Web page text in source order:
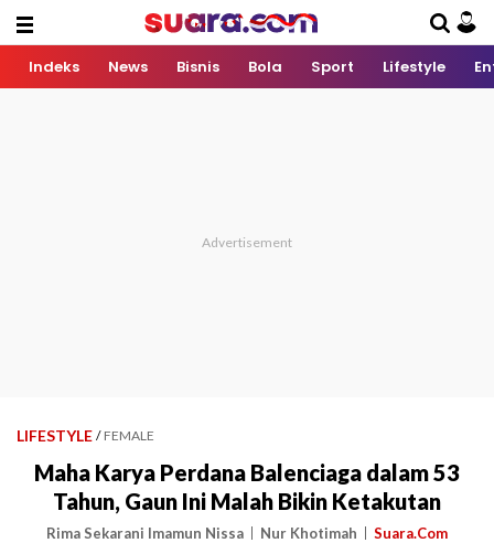
Indeks News Bisnis Bola Sport Lifestyle
LIFESTYLE / FEMALE
Maha Karya Perdana Balenciaga dalam 53
Tahun, Gaun Ini Malah Bikin Ketakutan
Rima Sekarani Imamun Nissa Nur Khotimah Suara.Com